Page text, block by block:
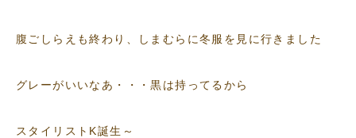
腹ごしらえも終わり、しまむらに冬服を見に行きました
グレーがいいなあ・・・黒は持ってるから
スタイリストK誕生～